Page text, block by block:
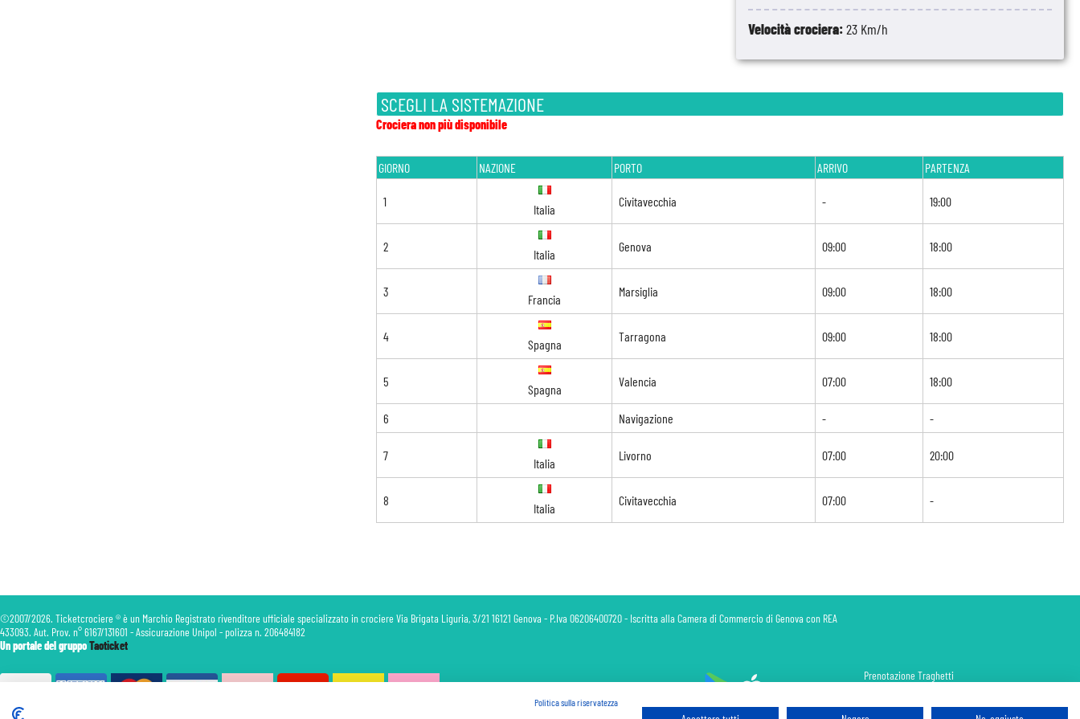
Velocità crociera:23 Km/h
SCEGLI LA SISTEMAZIONE
Crociera non più disponibile
GIORNO NAZIONE PORTO ARRIVO PARTENZA
1
Italia
Civitavecchia - 19:00
2
Italia
Genova 09:00 18:00
3
Francia
Marsiglia 09:00 18:00
4
Spagna
Tarragona 09:00 18:00
5
Spagna
Valencia 07:00 18:00
6 Navigazione - -
7
Italia
Livorno 07:00 20:00
8
Italia
Civitavecchia 07:00 -
©2007/2026. Ticketcrociere ® è un Marchio Registrato rivenditore ufficiale specializzato in crociere Via Brigata Liguria, 3/21 16121 Genova - P.Iva 06206400720 - Iscritta alla Camera di Commercio di Genova con REA
433093. Aut. Prov. n° 6167/131601 - Assicurazione Unipol - polizza n. 206484182
Un portale del gruppoTaoticket
Prenotazione Traghetti
Politica sulla riservatezza